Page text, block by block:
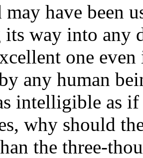
have been
way into any
one
any human
intelligible as
why should
the three-